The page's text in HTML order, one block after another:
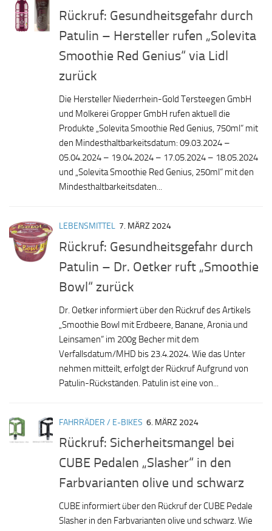
Rückruf: Gesundheitsgefahr durch
Patulin – Hersteller rufen „Solevita
Smoothie Red Genius“ via Lidl
zurück
Die Hersteller Niederrhein-Gold Tersteegen GmbH
und Molkerei Gropper GmbH rufen aktuell die
Produkte „Solevita Smoothie Red Genius, 750ml“ mit
den Mindesthaltbarkeitsdatum: 09.03.2024 –
05.04.2024 – 19.04.2024 – 17.05.2024 – 18.05.2024
und „Solevita Smoothie Red Genius, 250ml“ mit den
Mindesthaltbarkeitsdaten...
LEBENSMITTEL 7. MÄRZ 2024
Rückruf: Gesundheitsgefahr durch
Patulin – Dr. Oetker ruft „Smoothie
Bowl“ zurück
Dr. Oetker informiert über den Rückruf des Artikels
„Smoothie Bowl mit Erdbeere, Banane, Aronia und
Leinsamen“ im 200g Becher mit dem
Verfallsdatum/MHD bis 23.4.2024. Wie das Unter
nehmen mitteilt, erfolgt der Rückruf Aufgrund von
Patulin-Rückständen. Patulin ist eine von...
FAHRRÄDER / E-BIKES 6. MÄRZ 2024
Rückruf: Sicherheitsmangel bei
CUBE Pedalen „Slasher“ in den
Farbvarianten olive und schwarz
CUBE informiert über den Rückruf der CUBE Pedale
Slasher in den Farbvarianten olive und schwarz. Wie